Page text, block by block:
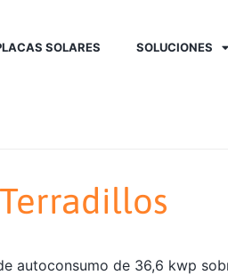
SOLARES SOLUCIONES
autoconsumo de 36,6 kwp